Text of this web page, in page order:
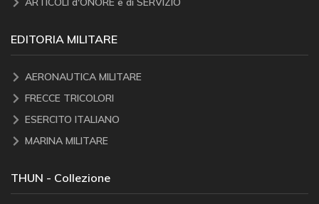
EDITORIA MILITARE
AERONAUTICA MILITARE
FRECCE TRICOLORI
ESERCITO ITALIANO
MARINA MILITARE
THUN - Collezione